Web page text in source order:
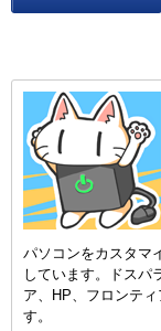
パソコンをカスタマ
しています。ドスパ
ア、HP、フロンテ
す。